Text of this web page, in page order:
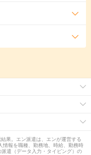
果。エン派遣は、エンが運営する
情報を職種、勤務地、時給、勤務時
遣（データ入力・タイピング）の